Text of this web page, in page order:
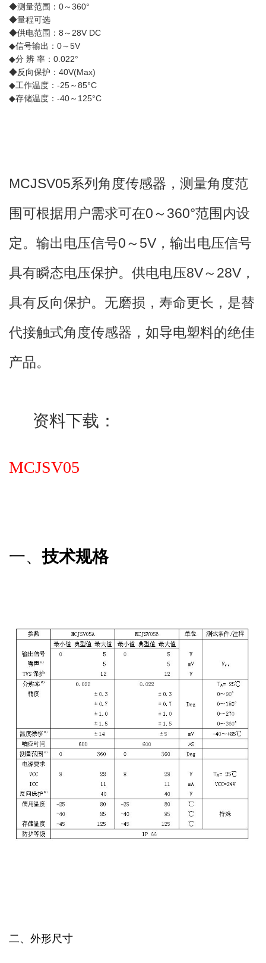
◆测量范围：0～360°
◆量程可选
◆供电范围：8～28V DC
◆信号输出：0～5V
◆分 辨 率：0.022°
◆反向保护：40V(Max)
◆工作温度：-25～85°C
◆存储温度：-40～125°C
MCJSV05系列角度传感器，测量角度范
围可根据用户需求可在0～360°范围内设
定。输出电压信号0～5V，输出电压信号
具有瞬态电压保护。供电电压8V～28V，
具有反向保护。无磨损，寿命更长，是替
代接触式角度传感器，如导电塑料的绝佳
产品。
资料下载：
MCJSV05
一、技术规格
二、外形尺寸